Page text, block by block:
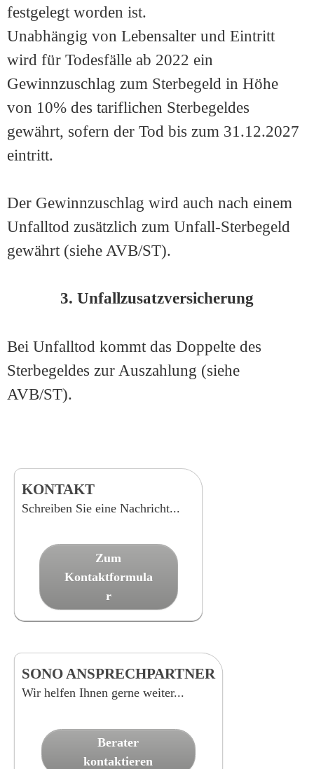
festgelegt worden ist.
Unabhängig von Lebensalter und Eintritt
wird für Todesfälle ab 2022 ein
Gewinnzuschlag zum Sterbegeld in Höhe
von 10% des tariflichen Sterbegeldes
gewährt, sofern der Tod bis zum 31.12.2027
eintritt.
Der Gewinnzuschlag wird auch nach einem
Unfalltod zusätzlich zum Unfall-Sterbegeld
gewährt (siehe AVB/ST).
3. Unfallzusatzversicherung
Bei Unfalltod kommt das Doppelte des
Sterbegeldes zur Auszahlung (siehe
AVB/ST).
KONTAKT
Schreiben Sie eine Nachricht...
Zum
Kontaktformula
r
SONO ANSPRECHPARTNER
Wir helfen Ihnen gerne weiter...
Berater
kontaktieren